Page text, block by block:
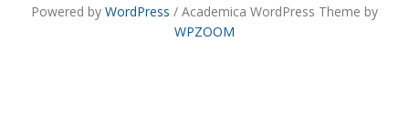
Powered by WordPress / Academica WordPress Theme by
WPZOOM